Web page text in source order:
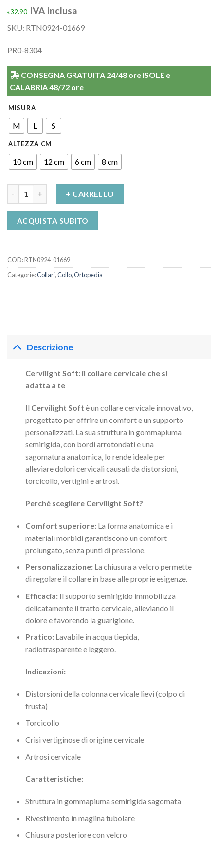
€32.90 IVA inclusa
SKU: RTN0924-01669
PR0-8304
CONSEGNA GRATUITA 24/48 ore ISOLE e
CALABRIA 48/72 ore
MISURA
M L S
ALTEZZA CM
10 cm 12 cm 6 cm 8 cm
+ CARRELLO
ACQUISTA SUBITO
COD:RTN0924-01669
Categorie:Collari,Collo,Ortopedia
Descrizione
Cervilight Soft: il collare cervicale che si
adatta a te
Il Cervilight Soft è un collare cervicale innovativo,
progettato per offrire un comfort e un supporto
personalizzati. La sua struttura in gommapiuma
semirigida, con bordi arrotondati e una
sagomatura anatomica, lo rende ideale per
alleviare dolori cervicali causati da distorsioni,
torcicollo, vertigini e artrosi.
Perché scegliere Cervilight Soft?
Comfort superiore:La forma anatomica e i
materiali morbidi garantiscono un comfort
prolungato, senza punti di pressione.
Personalizzazione:La chiusura a velcro permette
di regolare il collare in base alle proprie esigenze.
Efficacia:Il supporto semirigido immobilizza
delicatamente il tratto cervicale, alleviando il
dolore e favorendo la guarigione.
Pratico:Lavabile in acqua tiepida,
radiotrasparente e leggero.
Indicazioni:
Distorsioni della colonna cervicale lievi (colpo di
frusta)
Torcicollo
Crisi vertiginose di origine cervicale
Artrosi cervicale
Caratteristiche:
Struttura in gommapiuma semirigida sagomata
Rivestimento in maglina tubolare
Chiusura posteriore con velcro